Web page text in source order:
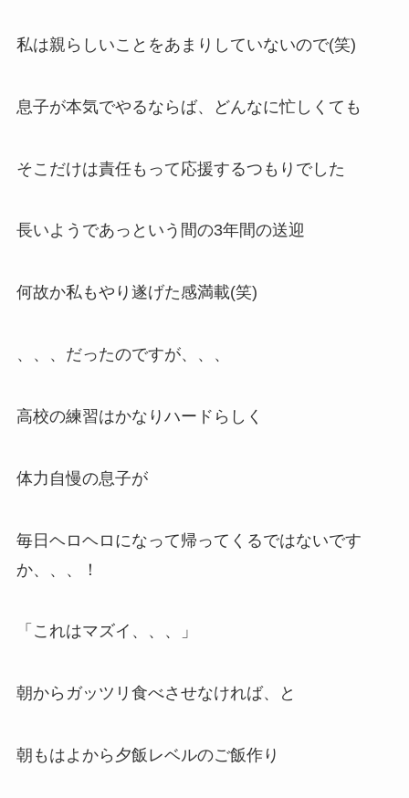
私は親らしいことをあまりしていないので(笑)
息子が本気でやるならば、どんなに忙しくても
そこだけは責任もって応援するつもりでした
長いようであっという間の3年間の送迎
何故か私もやり遂げた感満載(笑)
、、、だったのですが、、、
高校の練習はかなりハードらしく
体力自慢の息子が
毎日ヘロヘロになって帰ってくるではないです
か、、、！
「これはマズイ、、、」
朝からガッツリ食べさせなければ、と
朝もはよから夕飯レベルのご飯作り